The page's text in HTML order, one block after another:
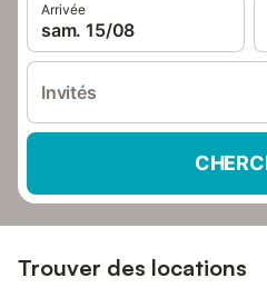
Arrivée
sam. 15/08
Invités
Trouver des locations